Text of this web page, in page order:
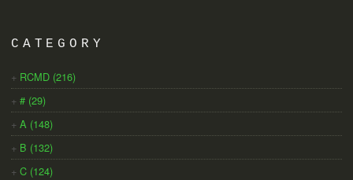
CATEGORY
RCMD (216)
# (29)
A (148)
B (132)
C (124)